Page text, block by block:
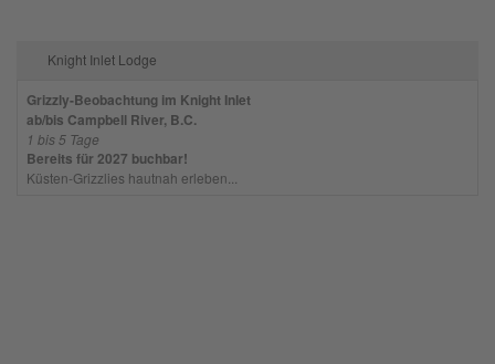
Knight Inlet Lodge
Grizzly-Beobachtung im Knight Inlet
ab/bis Campbell River, B.C.
1 bis 5 Tage
Bereits für 2027 buchbar!
Küsten-Grizzlies hautnah erleben...